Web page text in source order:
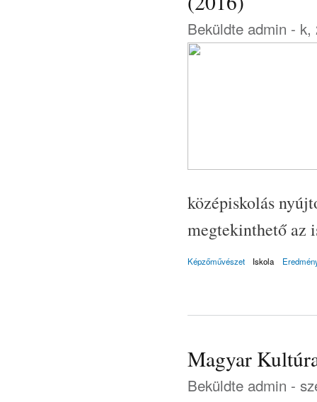
Beküldte admin - k,
középiskolás
megtekinthető az
Képzőművészet Iskola
Magyar
Beküldte admin -